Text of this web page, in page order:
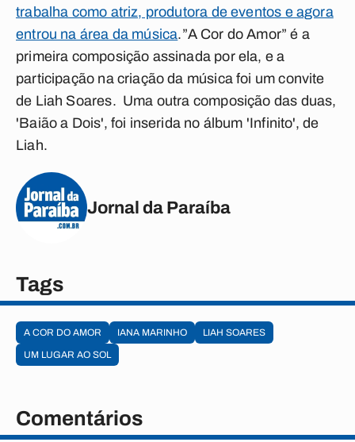
trabalha como atriz, produtora de eventos e agora
entrou na área da música.”A Cor do Amor” é a
primeira composição assinada por ela, e a
participação na criação da música foi um convite
de Liah Soares. Uma outra composição das duas,
'Baião a Dois', foi inserida no álbum 'Infinito', de
Liah.
Jornal da Paraíba
Tags
A COR DO AMOR IANA MARINHO
LIAH SOARES
UM LUGAR AO SOL
Comentários